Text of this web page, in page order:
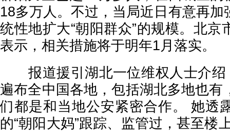
18多万人。不过，当局近日有意再加
统性地扩大“朝阳群众”的规模。北京
表示，相关措施将于明年1月落实。
报道援引湖北一位维权人士介绍
遍布全中国各地，包括湖北多地也有
们都是和当地公安紧密合作。 她透
的“朝阳大妈”跟踪、监管过，甚至楼